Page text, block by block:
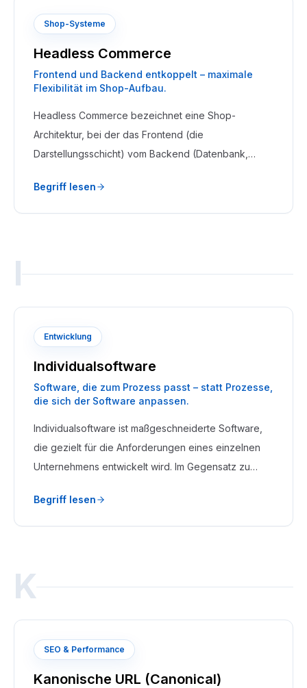
Shop-Systeme
Headless Commerce
Frontend und Backend entkoppelt – maximale
Flexibilität im Shop-Aufbau.
Headless Commerce bezeichnet eine Shop-
Architektur, bei der das Frontend (die
Darstellungsschicht) vom Backend (Datenbank,
ist. Beide Seiten kommunizieren ausschließlich über
APIs.
Begriff lesen
I
Entwicklung
Individualsoftware
Software, die zum Prozess passt – statt Prozesse,
die sich der Software anpassen.
Individualsoftware ist maßgeschneiderte Software,
die gezielt für die Anforderungen eines einzelnen
Unternehmens entwickelt wird. Im Gegensatz zu
Geschäftslogik und Datenstrukturen exakt ab, statt
sie in ein vorgefertigtes Raster zu zwingen.
Begriff lesen
K
SEO & Performance
Kanonische URL (Canonical)